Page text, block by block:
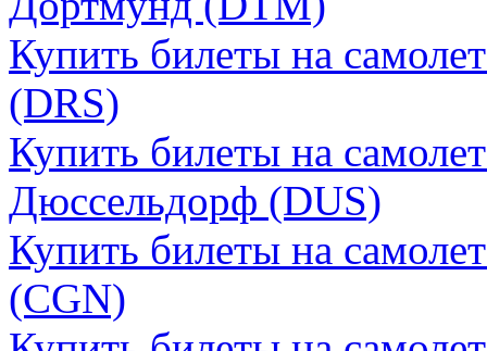
Купить билеты на
(DRS)
Купить билеты на
Дюссельдорф (DUS)
Купить билеты на
(CGN)